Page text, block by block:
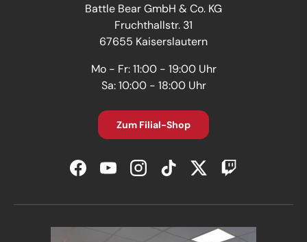
Battle Bear GmbH & Co. KG
Fruchthallstr. 31
67655 Kaiserslautern
Mo - Fr: 11:00 - 19:00 Uhr
Sa: 10:00 - 18:00 Uhr
Zum Filial-Shop
FacebookYouTubeInstagramTikTokTwitterTwitch